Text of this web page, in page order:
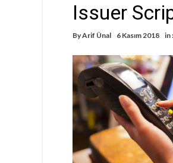
Issuer
ByArif Ünal 6 Kasım 2018 in :